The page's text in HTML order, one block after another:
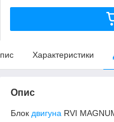
Характеристики
Опис
Блок двигуна RVI